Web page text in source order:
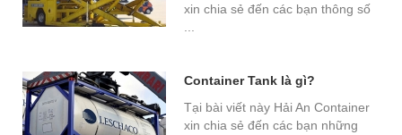
xin chia sẻ đến các bạn thông số
Container Tank là gì?
Tại bài viết này Hải An Container
xin chia sẻ đến các bạn những